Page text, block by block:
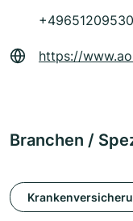
https://
Branchen /